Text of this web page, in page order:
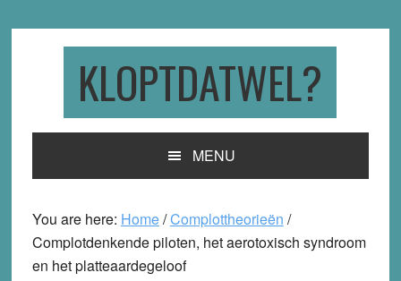
KLOPTDATWEL?
MENU
You are here: Home/Complottheorieën /
Complotdenkende piloten, het aerotoxisch syndroom
en het platteaardegeloof